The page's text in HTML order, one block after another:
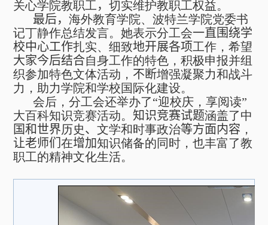
关心学院教职工， 切实维护教职工权益。
最后， 海外教育学院、波特兰学院党委书
记丁静作总结发言。她表示分工会一直围绕学
校中心工作扎实、细致地开展各项工作，希望
大家今后结合自身工作的特色，积极申报并组
织参加特色文体活动， 不断增强凝聚力和战斗
力，助力学院和学校国际化建设。
会后，分工会还举办了“迎校庆，享阅读”
大百科知识竞赛活动。 知识竞赛试题涵盖了中
国和世界历史、 文学和时事政治等方面内容 ，
让老师们 在增加知识储备的同时，也丰富了教
职工的精神文化生活。